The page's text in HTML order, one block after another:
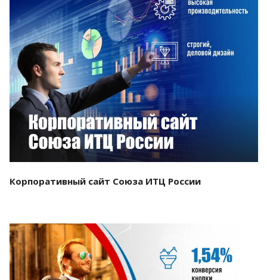
Смотреть проект
Корпоративный сайт Союза ИТЦ России